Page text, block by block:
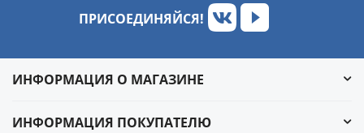
ПРИСОЕДИНЯЙСЯ!
ИНФОРМАЦИЯ О МАГАЗИНЕ
ИНФОРМАЦИЯ ПОКУПАТЕЛЮ